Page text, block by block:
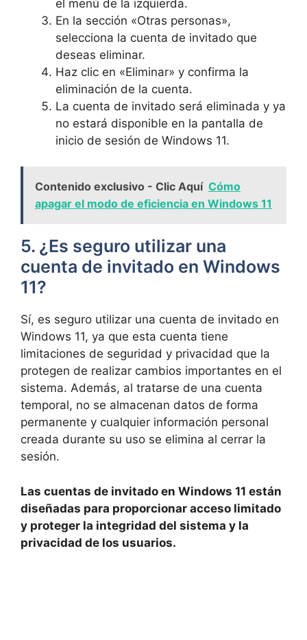
el menú de la izquierda.
En la sección «Otras personas»,
selecciona la cuenta de invitado que
deseas eliminar.
Haz clic en «Eliminar» y confirma la
eliminación de la cuenta.
La cuenta de invitado será eliminada y ya
no estará disponible en la pantalla de
inicio de sesión de Windows 11.
Contenido exclusivo - Clic Aquí Cómo
apagar el modo de eficiencia en Windows 11
5. ¿Es seguro utilizar una
cuenta de invitado en Windows
11?
Sí, es seguro utilizar una cuenta de invitado en
Windows 11, ya que esta cuenta tiene
limitaciones de seguridad y privacidad que la
protegen de realizar cambios importantes en el
sistema. Además, al tratarse de una cuenta
temporal, no se almacenan datos de forma
permanente y cualquier información personal
creada durante su uso se elimina al cerrar la
sesión.
Las cuentas de invitado en Windows 11 están
diseñadas para proporcionar acceso limitado
y proteger la integridad del sistema y la
privacidad de los usuarios.